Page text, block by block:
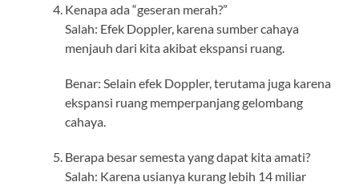
Kenapa ada “geseran merah?”
Salah: Efek Doppler, karena sumber cahaya
menjauh dari kita akibat ekspansi ruang.
Benar: Selain efek Doppler, terutama juga karena
ekspansi ruang memperpanjang gelombang
cahaya.
Berapa besar semesta yang dapat kita amati?
Salah: Karena usianya kurang lebih 14 miliar